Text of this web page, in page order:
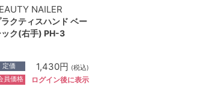
NAILER
ラクティスハンド ベー
ック(右手) PH-3
定価 1,430円 (税込)
員価格 ログイン後に表示